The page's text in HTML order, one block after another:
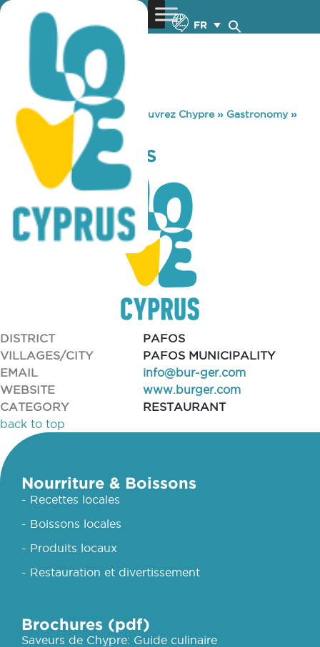
FR
You are here: Home »Découvrez Chypre» Gastronomy»
GREG’S BURGERS
GREG’S BURGERS
DISTRICT
PAFOS
VILLAGES/CITY
PAFOS MUNICIPALITY
EMAIL
info@bur-ger.com
WEBSITE
www.burger.com
CATEGORY
RESTAURANT
back to top
Nourriture & Boissons
- Recettes locales
- Boissons locales
- Produits locaux
- Restauration et divertissement
Brochures (pdf)
Saveurs de Chypre: Guide culinaire